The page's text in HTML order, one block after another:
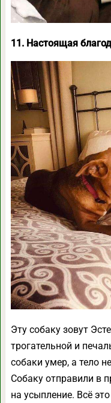
11. Настоящая
Эту собаку зовут
трогательной и
собаки умер, а тело
Собаку отправили в
на усыпление. Всё